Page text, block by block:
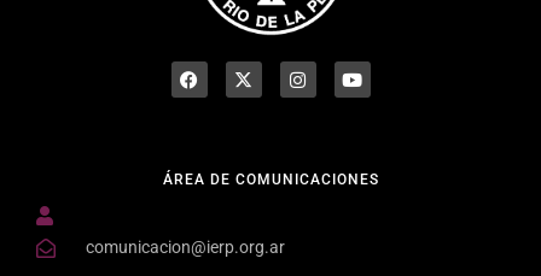
ÁREA DE COMUNICACIONES
comunicacion@ierp.org.ar